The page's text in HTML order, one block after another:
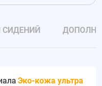
СИДЕНИЙ
Эко-кожа ультра